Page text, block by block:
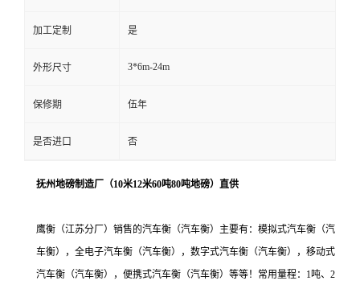
加工定制 是
外形尺寸 3*6m-24m
保修期 伍年
是否进口 否
抚州地磅制造厂（10米12米60吨80吨地磅）直供
鹰衡（江苏分厂）销售的汽车衡（汽车衡）主要有：模拟式汽车衡（汽
车衡），全电子汽车衡（汽车衡），数字式汽车衡（汽车衡），移动式
汽车衡（汽车衡），便携式汽车衡（汽车衡）等等！常用量程：1吨、2